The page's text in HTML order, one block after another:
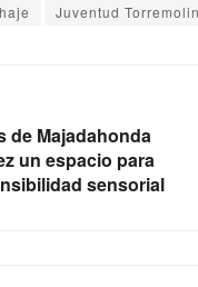
Juventud
de Majadahonda
un espacio para
sensorial